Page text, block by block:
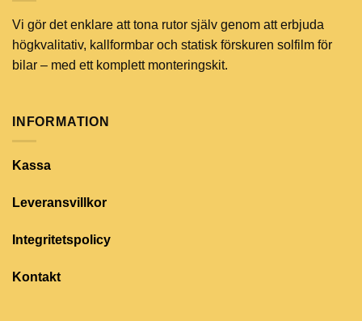
Vi gör det enklare att tona rutor själv genom att erbjuda
högkvalitativ, kallformbar och statisk förskuren solfilm för
bilar – med ett komplett monteringskit.
INFORMATION
Kassa
Leveransvillkor
Integritetspolicy
Kontakt